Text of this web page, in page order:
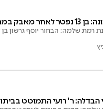
מאבק במחלה הקשה
רמת שלמה: הבחור יוסף גרשון
הבדלה: ר' רועי התמוטט בביתו